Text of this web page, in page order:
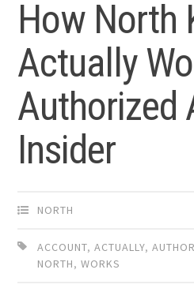
How North
Actually
Authorized
Insider
NORTH
ACCOUNT,ACTUALLY,
NORTH,WORKS